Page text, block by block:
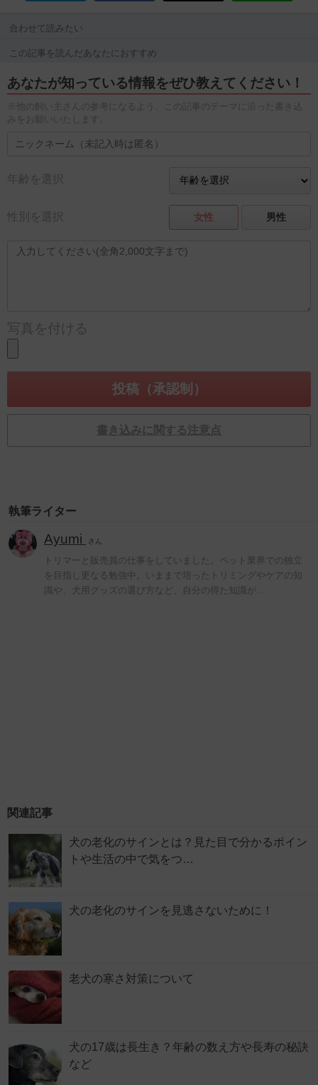
合わせて読みたい
この記事を読んだあなたにおすすめ
あなたが知っている情報をぜひ教えてください！
※他の飼い主さんの参考になるよう、この記事のテーマに沿った書き込
みをお願いいたします。
年齢を選択
性別を選択 女性 男性
写真を付ける
書き込みに関する注意点
執筆ライター
Ayumi さん
トリマーと販売員の仕事をしていました。ペット業界での独立
を目指し更なる勉強中。いままで培ったトリミングやケアの知
識や、犬用グッズの選び方など、自分の得た知識が…
関連記事
犬の老化のサインとは？見た目で分かるポイン
トや生活の中で気をつ…
犬の老化のサインを見逃さないために！
老犬の寒さ対策について
犬の17歳は長生き？年齢の数え方や長寿の秘訣
など